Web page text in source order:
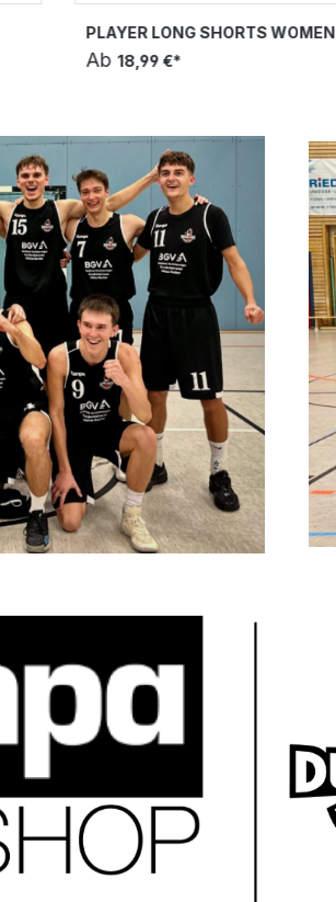
PLAYER LONG SHORTS WOMEN
Ab18,99 €*